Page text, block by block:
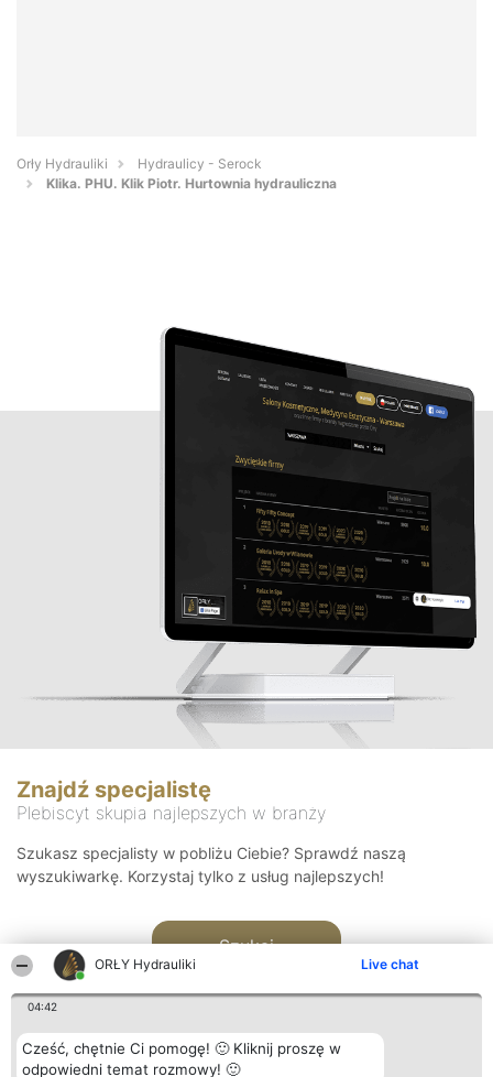
ORŁY Hydrauliki Live chat
04:42
Cześć, chętnie Ci pomogę! 🙂 Kliknij proszę w
odpowiedni temat rozmowy! 🙂
Orły Hydrauliki
Hydraulicy - Serock
Klika. PHU. Klik Piotr. Hurtownia hydrauliczna
Znajdź specjalistę
Plebiscyt skupia najlepszych w branży
Szukasz specjalisty w pobliżu Ciebie? Sprawdź naszą
wyszukiwarkę. Korzystaj tylko z usług najlepszych!
Szukaj